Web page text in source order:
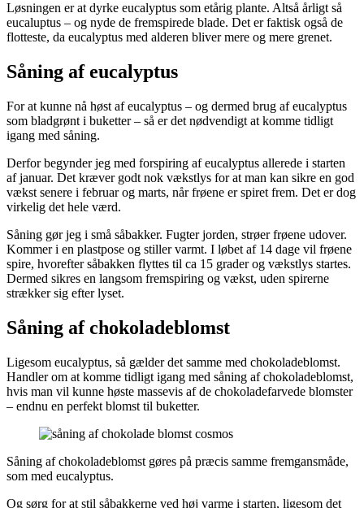
Løsningen er at dyrke eucalyptus som etårig plante. Altså årligt så
eucaluptus – og nyde de fremspirede blade. Det er faktisk også de
flotteste, da eucalyptus med alderen bliver mere og mere grenet.
Såning af eucalyptus
For at kunne nå høst af eucalyptus – og dermed brug af eucalyptus
som bladgrønt i buketter – så er det nødvendigt at komme tidligt
igang med såning.
Derfor begynder jeg med forspiring af eucalyptus allerede i starten
af januar. Det kræver godt nok vækstlys for at man kan sikre en god
vækst senere i februar og marts, når frøene er spiret frem. Det er dog
virkelig det hele værd.
Såning gør jeg i små såbakker. Fugter jorden, strøer frøene udover.
Kommer i en plastpose og stiller varmt. I løbet af 14 dage vil frøene
spire, hvorefter såbakken flyttes til ca 15 grader og vækstlys startes.
Dermed sikres en langsom fremspiring og vækst, uden spirerne
strækker sig efter lyset.
Såning af chokoladeblomst
Ligesom eucalyptus, så gælder det samme med chokoladeblomst.
Handler om at komme tidligt igang med såning af chokoladeblomst,
hvis man vil kunne høste massevis af de chokoladefarvede blomster
– endnu en perfekt blomst til buketter.
Såning af chokoladeblomst gøres på præcis samme fremgansmåde,
som med eucalyptus.
Og sørg for at stil såbakkerne ved høj varme i starten, ligesom det